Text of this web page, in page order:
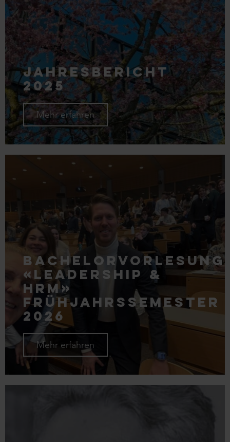
Jahresbericht
2025
Mehr erfahren
Bachelorvorlesung
«Leadership &
HRM»
Frühjahrssemester
2026
Mehr erfahren